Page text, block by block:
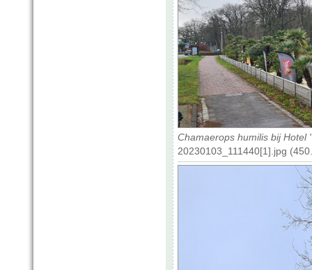
Chamaerops humilis bij Hotel
20230103_111440[1].jpg